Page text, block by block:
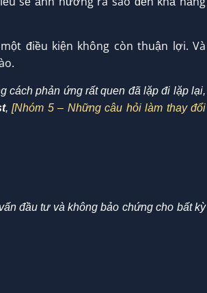
điều kiện không còn thuận lợi. Và
cách phản ứng rất quen đã lặp đi lặp lại,
,[Nhóm 5 – Những câu hỏi làm thay đổi
đầu tư và không bảo chứng cho bất kỳ